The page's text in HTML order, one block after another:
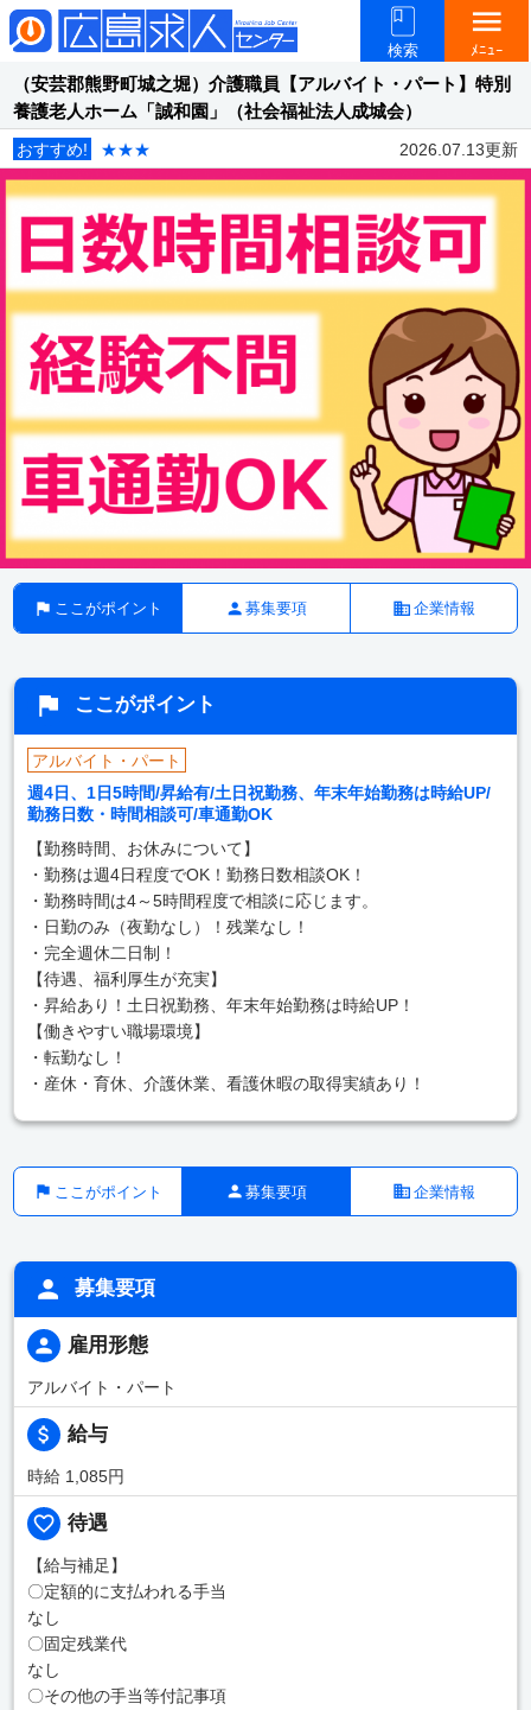
検索
menu
ﾒﾆｭｰ
（安芸郡熊野町城之堀）介護職員【アルバイト・パート】特別
養護老人ホーム「誠和園」（社会福祉法人成城会）
おすすめ! ★★★ 2026.07.13更新
ここがポイント 募集要項 企業情報
ここがポイント
アルバイト・パート
週4日、1日5時間/昇給有/土日祝勤務、年末年始勤務は時給UP/
勤務日数・時間相談可/車通勤OK
【勤務時間、お休みについて】
・勤務は週4日程度でOK！勤務日数相談OK！
・勤務時間は4～5時間程度で相談に応じます。
・日勤のみ（夜勤なし）！残業なし！
・完全週休二日制！
【待遇、福利厚生が充実】
・昇給あり！土日祝勤務、年末年始勤務は時給UP！
【働きやすい職場環境】
・転勤なし！
・産休・育休、介護休業、看護休暇の取得実績あり！
ここがポイント 募集要項 企業情報
募集要項
雇用形態
アルバイト・パート
給与
時給 1,085円
待遇
【給与補足】
〇定額的に支払われる手当
なし
〇固定残業代
なし
〇その他の手当等付記事項